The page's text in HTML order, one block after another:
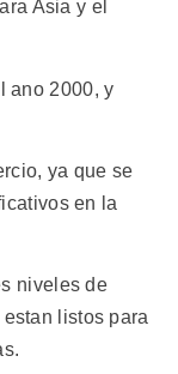
Asia y el
ano 2000, y
ya que se
en la
niveles de
listos para